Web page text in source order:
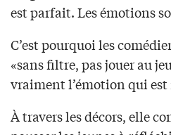
est parfait. Les émotions
C’est pourquoi les
«sans filtre, pas jouer au
vraiment l’émotion qui est
À travers les décors, elle